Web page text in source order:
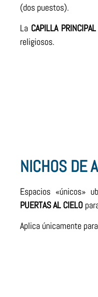
(dos puestos).
La CAPILLA PRINCIPAL
religiosos.
NICHOS DE
Espacios «únicos»
PUERTASAL CIELO
Aplica únicamente